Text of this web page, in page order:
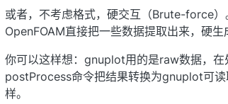
或者，不考虑格式，硬交互（Brute-force
OpenFOAM直接把一些数据提取出来，硬生
你可以这样想：gnuplot用的是raw数据，在
postProcess命令把结果转换为gnuplot可
样。